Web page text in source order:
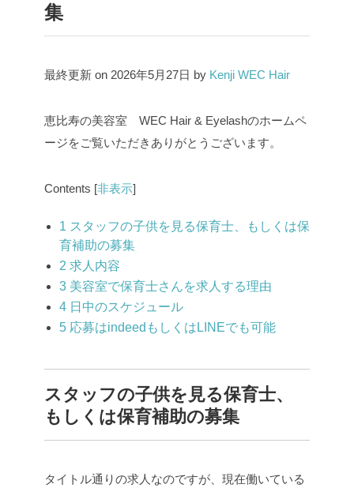
集
最終更新 on 2026年5月27日 by Kenji WEC Hair
恵比寿の美容室 WEC Hair & Eyelashのホームペ
ージをご覧いただきありがとうございます。
Contents [非表示]
1 スタッフの子供を見る保育士、もしくは保
育補助の募集
2 求人内容
3 美容室で保育士さんを求人する理由
4 日中のスケジュール
5 応募はindeedもしくはLINEでも可能
スタッフの子供を見る保育士、
もしくは保育補助の募集
タイトル通りの求人なのですが、現在働いている